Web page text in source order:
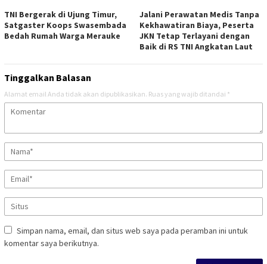
TNI Bergerak di Ujung Timur,
Satgaster Koops Swasembada
Bedah Rumah Warga Merauke
Jalani Perawatan Medis Tanpa
Kekhawatiran Biaya, Peserta
JKN Tetap Terlayani dengan
Baik di RS TNI Angkatan Laut
Tinggalkan Balasan
Alamat email Anda tidak akan dipublikasikan. Ruas yang wajib ditandai *
Simpan nama, email, dan situs web saya pada peramban ini untuk
komentar saya berikutnya.